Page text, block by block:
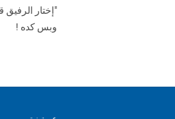
"إختار الرفيق
وبس كده !